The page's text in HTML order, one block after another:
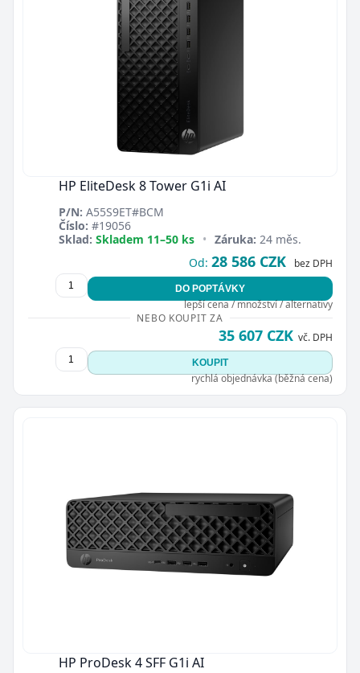
HP EliteDesk 8 Tower G1i AI
P/N: A55S9ET#BCM
Číslo: #19056
Sklad: Skladem 11–50 ks • Záruka: 24 měs.
Od: 28 586 CZK bez DPH
DO POPTÁVKY
lepší cena / množství / alternativy
NEBO KOUPIT ZA
35 607 CZK vč. DPH
KOUPIT
rychlá objednávka (běžná cena)
HP ProDesk 4 SFF G1i AI